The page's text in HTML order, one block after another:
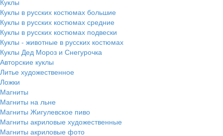
Куклы в русских костюмах большие
Куклы в русских костюмах средние
Куклы в русских костюмах подвески
Куклы - животные в русских костюмах
Куклы Дед Мороз и Снегурочка
Авторские куклы
Литье художественное
Ложки
Магниты
Магниты на льне
Магниты Жигулевское пиво
Магниты акриловые художественные
Магниты акриловые фото